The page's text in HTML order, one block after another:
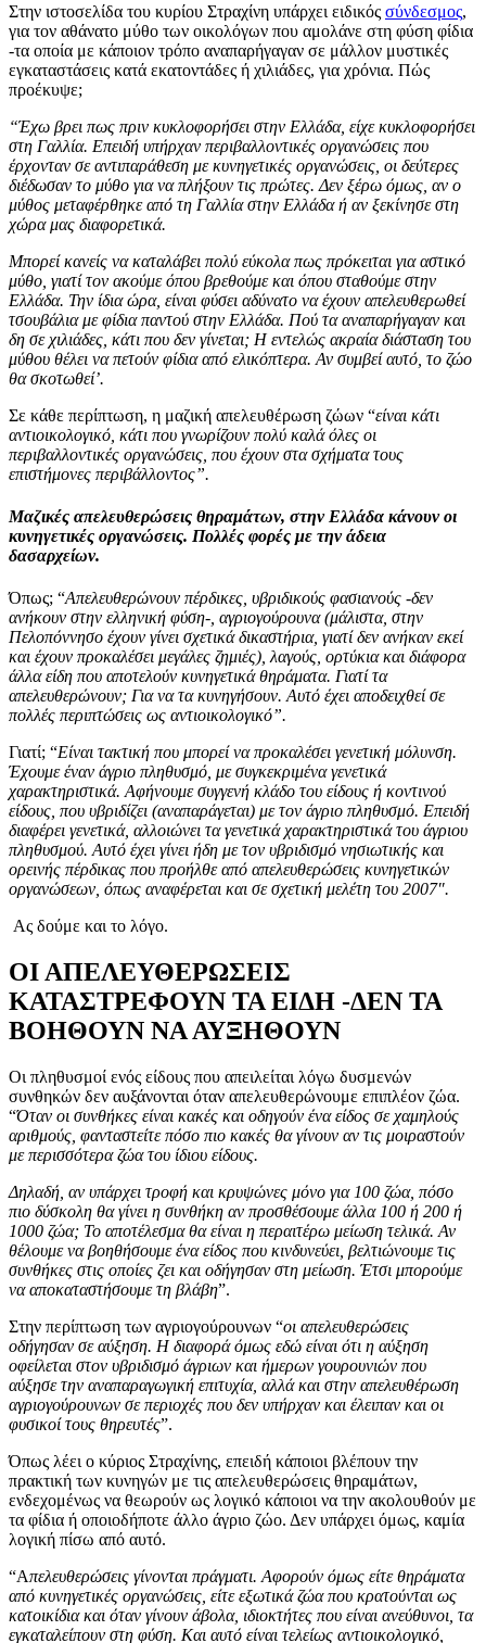
Στην ιστοσελίδα του κυρίου Στραχίνη υπάρχει ειδικός σύνδεσμος,
για τον αθάνατο μύθο των οικολόγων που αμολάνε στη φύση φίδια
-τα οποία με κάποιον τρόπο αναπαρήγαγαν σε μάλλον μυστικές
εγκαταστάσεις κατά εκατοντάδες ή χιλιάδες, για χρόνια. Πώς
προέκυψε;
“Έχω βρει πως πριν κυκλοφορήσει στην Ελλάδα, είχε κυκλοφορήσει
στη Γαλλία. Επειδή υπήρχαν περιβαλλοντικές οργανώσεις που
έρχονταν σε αντιπαράθεση με κυνηγετικές οργανώσεις, οι δεύτερες
διέδωσαν το μύθο για να πλήξουν τις πρώτες. Δεν ξέρω όμως, αν ο
μύθος μεταφέρθηκε από τη Γαλλία στην Ελλάδα ή αν ξεκίνησε στη
χώρα μας διαφορετικά.
Μπορεί κανείς να καταλάβει πολύ εύκολα πως πρόκειται για αστικό
μύθο, γιατί τον ακούμε όπου βρεθούμε και όπου σταθούμε στην
Ελλάδα. Την ίδια ώρα, είναι φύσει αδύνατο να έχουν απελευθερωθεί
τσουβάλια με φίδια παντού στην Ελλάδα. Πού τα αναπαρήγαγαν και
δη σε χιλιάδες, κάτι που δεν γίνεται; Η εντελώς ακραία διάσταση του
μύθου θέλει να πετούν φίδια από ελικόπτερα. Αν συμβεί αυτό, το ζώο
θα σκοτωθεί’.
Σε κάθε περίπτωση, η μαζική απελευθέρωση ζώων “είναι κάτι
αντιοικολογικό, κάτι που γνωρίζουν πολύ καλά όλες οι
περιβαλλοντικές οργανώσεις, που έχουν στα σχήματα τους
επιστήμονες περιβάλλοντος”.
Μαζικές απελευθερώσεις θηραμάτων, στην Ελλάδα κάνουν οι
κυνηγετικές οργανώσεις. Πολλές φορές με την άδεια
δασαρχείων.
Όπως; “Απελευθερώνουν πέρδικες, υβριδικούς φασιανούς -δεν
ανήκουν στην ελληνική φύση-, αγριογούρουνα (μάλιστα, στην
Πελοπόννησο έχουν γίνει σχετικά δικαστήρια, γιατί δεν ανήκαν εκεί
και έχουν προκαλέσει μεγάλες ζημιές), λαγούς, ορτύκια και διάφορα
άλλα είδη που αποτελούν κυνηγετικά θηράματα. Γιατί τα
απελευθερώνουν; Για να τα κυνηγήσουν. Αυτό έχει αποδειχθεί σε
πολλές περιπτώσεις ως αντιοικολογικό”.
Γιατί; “Είναι τακτική που μπορεί να προκαλέσει γενετική μόλυνση.
Έχουμε έναν άγριο πληθυσμό, με συγκεκριμένα γενετικά
χαρακτηριστικά. Αφήνουμε συγγενή κλάδο του είδους ή κοντινού
είδους, που υβριδίζει (αναπαράγεται) με τον άγριο πληθυσμό. Επειδή
διαφέρει γενετικά, αλλοιώνει τα γενετικά χαρακτηριστικά του άγριου
πληθυσμού. Αυτό έχει γίνει ήδη με τον υβριδισμό νησιωτικής και
ορεινής πέρδικας που προήλθε από απελευθερώσεις κυνηγετικών
οργανώσεων, όπως αναφέρεται και σε σχετική μελέτη του 2007″.
Ας δούμε και το λόγο.
ΟΙ ΑΠΕΛΕΥΘΕΡΩΣΕΙΣ
ΚΑΤΑΣΤΡΕΦΟΥΝ ΤΑ ΕΙΔΗ -ΔΕΝ ΤΑ
ΒΟΗΘΟΥΝ ΝΑ ΑΥΞΗΘΟΥΝ
Οι πληθυσμοί ενός είδους που απειλείται λόγω δυσμενών
συνθηκών δεν αυξάνονται όταν απελευθερώνουμε επιπλέον ζώα.
“Όταν οι συνθήκες είναι κακές και οδηγούν ένα είδος σε χαμηλούς
αριθμούς, φανταστείτε πόσο πιο κακές θα γίνουν αν τις μοιραστούν
με περισσότερα ζώα του ίδιου είδους.
Δηλαδή, αν υπάρχει τροφή και κρυψώνες μόνο για 100 ζώα, πόσο
πιο δύσκολη θα γίνει η συνθήκη αν προσθέσουμε άλλα 100 ή 200 ή
1000 ζώα; Το αποτέλεσμα θα είναι η περαιτέρω μείωση τελικά. Αν
θέλουμε να βοηθήσουμε ένα είδος που κινδυνεύει, βελτιώνουμε τις
συνθήκες στις οποίες ζει και οδήγησαν στη μείωση. Έτσι μπορούμε
να αποκαταστήσουμε τη βλάβη”.
Στην περίπτωση των αγριογούρουνων “οι απελευθερώσεις
οδήγησαν σε αύξηση. Η διαφορά όμως εδώ είναι ότι η αύξηση
οφείλεται στον υβριδισμό άγριων και ήμερων γουρουνιών που
αύξησε την αναπαραγωγική επιτυχία, αλλά και στην απελευθέρωση
αγριογούρουνων σε περιοχές που δεν υπήρχαν και έλειπαν και οι
φυσικοί τους θηρευτές”.
Όπως λέει ο κύριος Στραχίνης, επειδή κάποιοι βλέπουν την
πρακτική των κυνηγών με τις απελευθερώσεις θηραμάτων,
ενδεχομένως να θεωρούν ως λογικό κάποιοι να την ακολουθούν με
τα φίδια ή οποιοδήποτε άλλο άγριο ζώο. Δεν υπάρχει όμως, καμία
λογική πίσω από αυτό.
“Απελευθερώσεις γίνονται πράγματι. Αφορούν όμως είτε θηράματα
από κυνηγετικές οργανώσεις, είτε εξωτικά ζώα που κρατούνται ως
κατοικίδια και όταν γίνουν άβολα, ιδιοκτήτες που είναι ανεύθυνοι, τα
εγκαταλείπουν στη φύση. Και αυτό είναι τελείως αντιοικολογικό,